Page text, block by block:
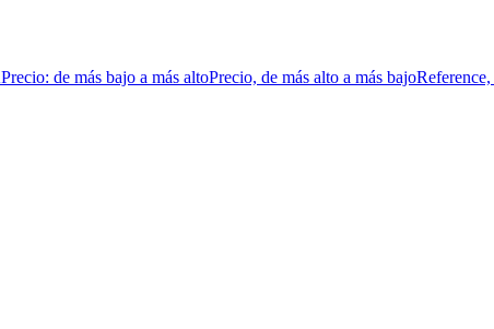
Precio: de más bajo a más altoPrecio, de más alto a más bajo